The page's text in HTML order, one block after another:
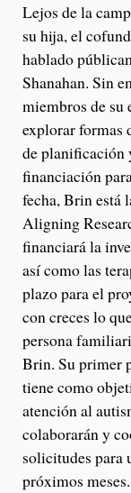
Lejos de la
su hija, el
hablado
Shanahan. Sin
miembros de su
explorar formas
de planificación
financiación
fecha, Brin está
Aligning
financiará la
así como las
plazo para el
con creces lo
persona
Brin. Su primer
tiene como
atención al
colaborarán y
solicitudes para
próximos meses.